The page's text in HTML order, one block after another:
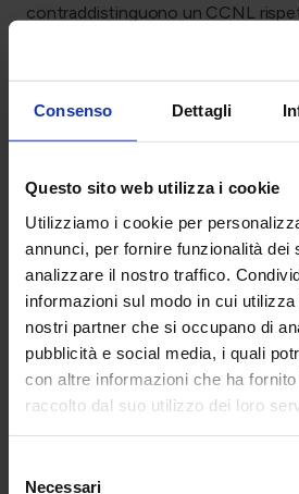
Consenso Dettagli
Questo sito web utilizza i cookie
Utilizziamo i cookie per
annunci, per fornire funzionalità dei
analizzare il nostro traffico.
informazioni sul modo in cui
nostri partner che si occupano di
pubblicità e social media, i quali
con altre informazioni che ha
raccolto dal suo utilizzo dei loro
delNecessari
contraddistinguono un CCNL
Successivamente, dopo la scelta,
un’attenta analisi dei livelli e delle
istituti contrattuali, sia di natura
economica e della quantificazione
applicato.
In ultimo, presso ciascuna provincia
sindacale, è stato comunicato ai
riportando a ciascuno la
specifiche contrattuali e retributive.
Risultati
Aumento del fatturato annuo.
Marginalità in crescita.
Ottimizzazione